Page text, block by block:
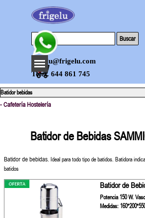
Telef. 644 861 745
frigelu@frigelu.com
Saltar menú
0
Buscar
Batidor bebidas
- Cafetería Hostelería
Batidor de Bebidas
Batidor de bebidas. Ideal para todo tipo de batidos. Batidora
batidos
Batidor de
Potencia 150 W.
Medidas: